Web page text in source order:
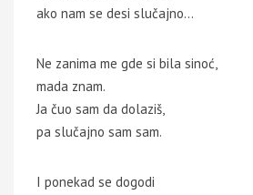
ako nam se desi slučajno…
Ne zanima me gde si bila sinoć,
mada znam.
Ja čuo sam da dolaziš,
pa slučajno sam sam.
I ponekad se dogodi